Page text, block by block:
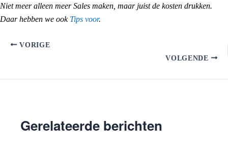
Niet meer alleen meer Sales maken, maar juist de kosten drukken.
Daar hebben we ook Tips voor.
VORIGE
VOLGENDE
Gerelateerde berichten